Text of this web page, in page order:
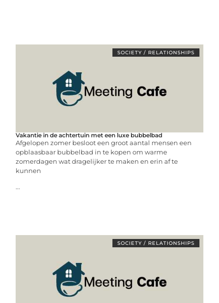
SOCIETY / RELATIONSHIPS
Vakantie in de achtertuin met een luxe bubbelbad
Afgelopen zomer besloot een groot aantal mensen een
opblaasbaar bubbelbad in te kopen om warme
zomerdagen wat dragelijker te maken en erin af te
kunnen
...
SOCIETY / RELATIONSHIPS